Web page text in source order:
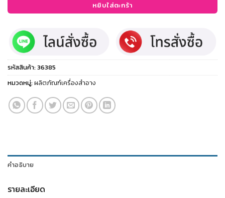
หยิบใส่ตะกร้า
รหัสสินค้า:36385
หมวดหมู่:ผลิตภัณฑ์เครื่องสำอาง
คำอธิบาย
รายละเอียด